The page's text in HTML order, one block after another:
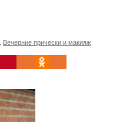
Вечерние прически и макияж